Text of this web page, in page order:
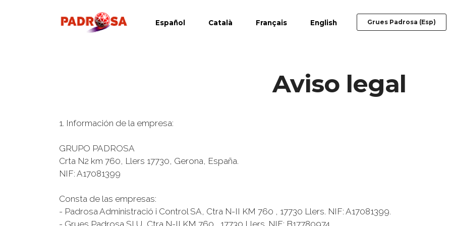
Español Català Français English Grues Padrosa (Esp)
Aviso legal
1. Información de la empresa:
GRUPO PADROSA
Crta N2 km 760, Llers 17730, Gerona, España.
NIF: A17081399
Consta de las empresas:
- Padrosa Administració i Control SA, Ctra N-II KM 760 , 17730 Llers. NIF: A17081399.
- Grues Padrosa SLU, Ctra N-II KM 760 , 17730 Llers. NIF: B17780974